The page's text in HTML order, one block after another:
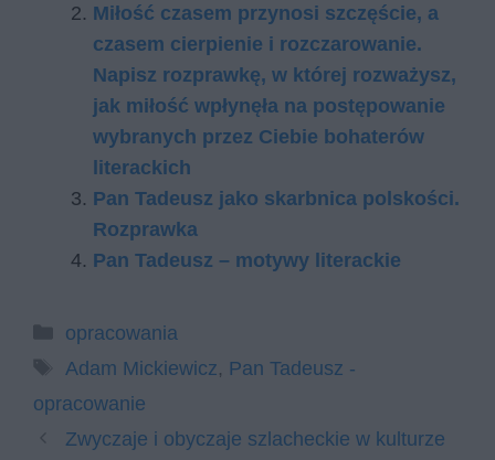
Miłość czasem przynosi szczęście, a
czasem cierpienie i rozczarowanie.
Napisz rozprawkę, w której rozważysz,
jak miłość wpłynęła na postępowanie
wybranych przez Ciebie bohaterów
literackich
Pan Tadeusz jako skarbnica polskości.
Rozprawka
Pan Tadeusz – motywy literackie
Kategorie
opracowania
Tagi
Adam Mickiewicz, Pan Tadeusz -
opracowanie
Zwyczaje i obyczaje szlacheckie w kulturze